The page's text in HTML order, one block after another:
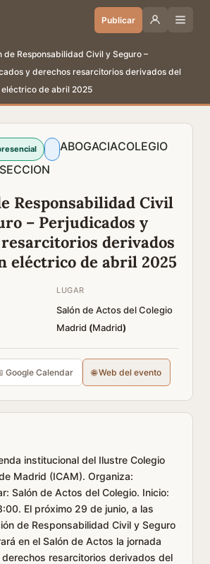
Publicar
de Responsabilidad Civil y Seguro –
y derechos resarcitorios derivados del
eléctrico de abril 2025
ABOGACIACOLEGIO
SECCION
Responsabilidad Civil
– Perjudicados y
derivados
eléctrico de abril 2025
LUGAR
Salón de Actos del Colegio
Madrid (Madrid)
Google Calendar 🌐 Web del evento
institucional del Ilustre Colegio
Madrid (ICAM). Organiza:
Salón de Actos del Colegio. Inicio:
El próximo 29 de junio, a las
de Responsabilidad Civil y Seguro
en el Salón de Actos la jornada
derechos resarcitorios derivados del